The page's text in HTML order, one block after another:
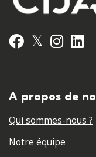
Facebook
𝕏
A propos de
Qui sommes-nous ?
Notre équipe